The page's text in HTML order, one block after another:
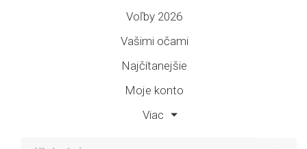
Voľby 2026
Vašimi očami
Najčítanejšie
Moje konto
Viac